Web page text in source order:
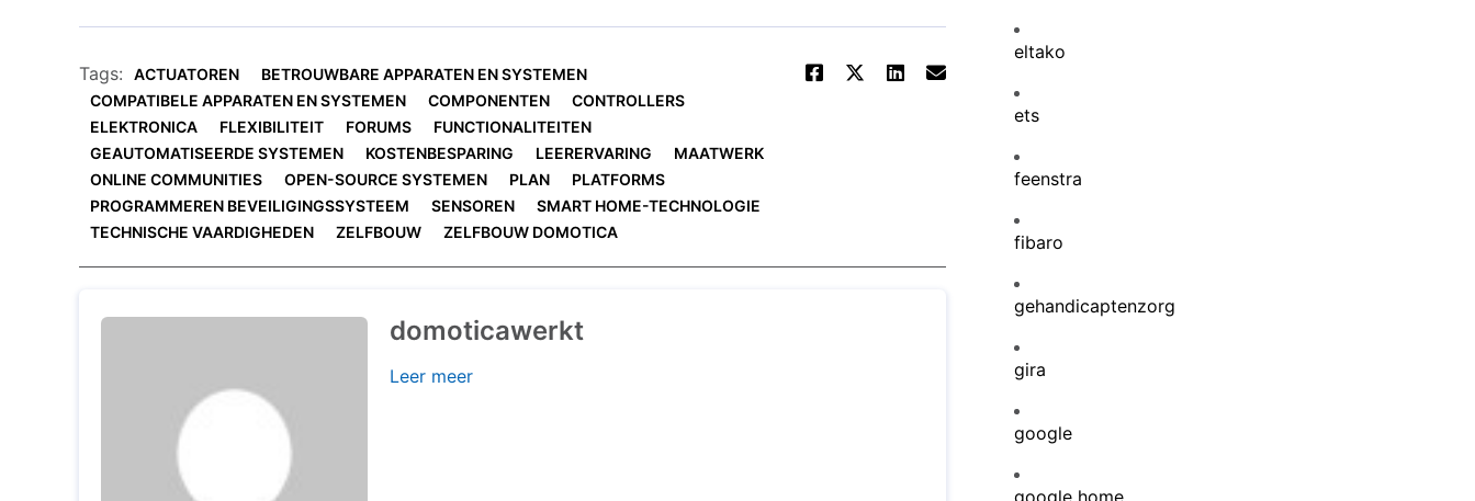
Tags: ACTUATOREN
BETROUWBARE APPARATEN EN SYSTEMEN
COMPATIBELE APPARATEN EN SYSTEMEN
COMPONENTEN
CONTROLLERS
ELEKTRONICA
FLEXIBILITEIT FORUMS
FUNCTIONALITEITEN
GEAUTOMATISEERDE SYSTEMEN
KOSTENBESPARING LEERERVARING
MAATWERK
ONLINE COMMUNITIES
OPEN-SOURCE SYSTEMEN PLAN
PLATFORMS
PROGRAMMEREN BEVEILIGINGSSYSTEEM
SENSOREN
SMART HOME-TECHNOLOGIE
TECHNISCHE VAARDIGHEDEN
ZELFBOUW ZELFBOUW DOMOTICA
domoticawerkt
Leer meer
eltako
ets
feenstra
fibaro
gehandicaptenzorg
gira
google
google home